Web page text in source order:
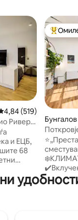
оцена: 4,84
4,84 (519)
Ривер
и ЕЦБ,
68
големина
Секој
Меѓу
Main
играње и
машина